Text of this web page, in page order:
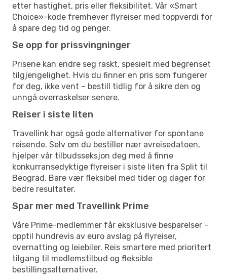
etter hastighet, pris eller fleksibilitet. Vår «Smart
Choice»-kode fremhever flyreiser med toppverdi for
å spare deg tid og penger.
Se opp for prissvingninger
Prisene kan endre seg raskt, spesielt med begrenset
tilgjengelighet. Hvis du finner en pris som fungerer
for deg, ikke vent – bestill tidlig for å sikre den og
unngå overraskelser senere.
Reiser i siste liten
Travellink har også gode alternativer for spontane
reisende. Selv om du bestiller nær avreisedatoen,
hjelper vår tilbudsseksjon deg med å finne
konkurransedyktige flyreiser i siste liten fra Split til
Beograd. Bare vær fleksibel med tider og dager for
bedre resultater.
Spar mer med Travellink Prime
Våre Prime-medlemmer får eksklusive besparelser –
opptil hundrevis av euro avslag på flyreiser,
overnatting og leiebiler. Reis smartere med prioritert
tilgang til medlemstilbud og fleksible
bestillingsalternativer.